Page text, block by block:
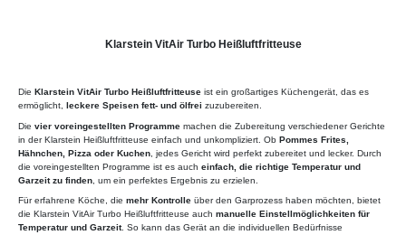
Klarstein VitAir Turbo Heißluftfritteuse
Die Klarstein VitAir Turbo Heißluftfritteuse ist ein großartiges Küchengerät, das es
ermöglicht, leckere Speisen fett- und ölfrei zuzubereiten.
Die vier voreingestellten Programme machen die Zubereitung verschiedener Gerichte
in der Klarstein Heißluftfritteuse einfach und unkompliziert. Ob Pommes Frites,
Hähnchen, Pizza oder Kuchen , jedes Gericht wird perfekt zubereitet und lecker. Durch
die voreingestellten Programme ist es auch einfach, die richtige Temperatur und
Garzeit zu finden , um ein perfektes Ergebnis zu erzielen.
Für erfahrene Köche, die mehr Kontrolle über den Garprozess haben möchten, bietet
die Klarstein VitAir Turbo Heißluftfritteuse auch manuelle Einstellmöglichkeiten für
Temperatur und Garzeit. So kann das Gerät an die individuellen Bedürfnisse